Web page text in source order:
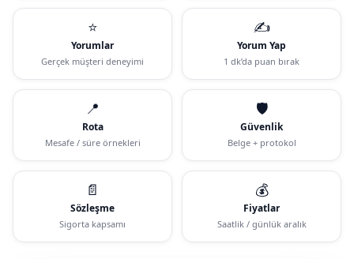
⭐
Yorumlar
Gerçek müşteri deneyimi
✍️
Yorum Yap
1 dk’da puan bırak
📍
Rota
Mesafe / süre örnekleri
🛡️
Güvenlik
Belge + protokol
📄
Sözleşme
Sigorta kapsamı
💰
Fiyatlar
Saatlik / günlük aralık